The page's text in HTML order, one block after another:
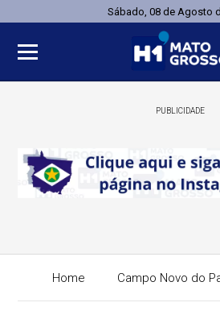
Sábado, 08 de Agosto
PUBLICIDADE
Home Campo Novo do